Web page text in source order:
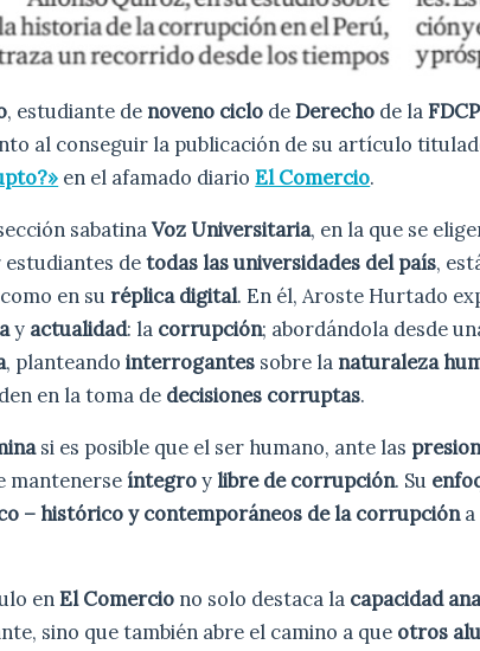
, estudiante de noveno ciclo deDerecho de laFDCP
al conseguir la publicación de su artículo
en el afamado diarioEl Comercio.
sabatinaVoz Universitaria, en la que se
estudiantes detodas las universidades del país,
en su réplica digital. En él, Aroste Hurtado
y actualidad: la corrupción; abordándola desde
, planteandointerrogantes sobre la naturaleza
en la toma de decisiones corruptas.
si es posible que el ser humano, ante las
mantenerse íntegroy libre de corrupción. Su
– histórico y contemporáneos de la corrupcióna
enEl Comercio no solo destaca la capacidad
sino que también abre el camino a que otros